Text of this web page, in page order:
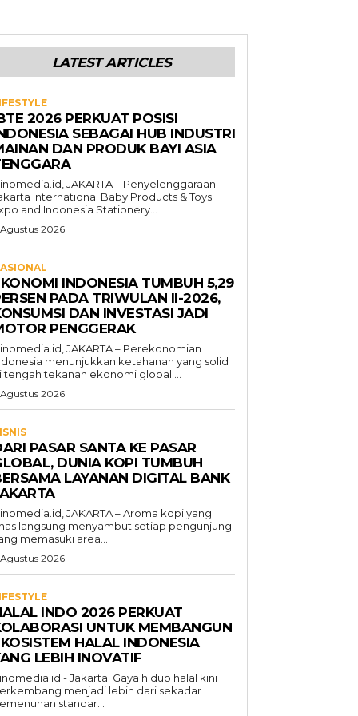
LATEST ARTICLES
2026 PERKUAT POSISI
SEBAGAI HUB INDUSTRI
DAN PRODUK BAYI ASIA
JAKARTA – Penyelenggaraan
International Baby Products & Toys
and Indonesia Stationery...
2026
INDONESIA TUMBUH 5,29
PADA TRIWULAN II-2026,
DAN INVESTASI JADI
PENGGERAK
JAKARTA – Perekonomian
menunjukkan ketahanan yang solid
tengah tekanan ekonomi global....
2026
PASAR SANTA KE PASAR
DUNIA KOPI TUMBUH
LAYANAN DIGITAL BANK
JAKARTA – Aroma kopi yang
langsung menyambut setiap pengunjung
memasuki area...
2026
INDO 2026 PERKUAT
UNTUK MEMBANGUN
HALAL INDONESIA
LEBIH INOVATIF
- Jakarta. Gaya hidup halal kini
menjadi lebih dari sekadar
standar...